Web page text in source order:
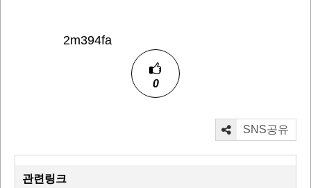
2m394fa
0
SNS공유
관련링크